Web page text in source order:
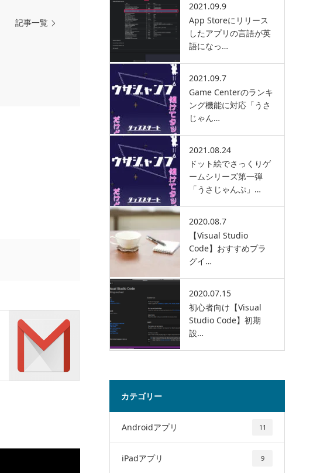
記事一覧
2021.09.9
App Storeにリリース
したアプリの言語が英
語になっ…
2021.09.7
Game Centerのランキ
ング機能に対応「うさ
じゃん…
2021.08.24
ドット絵でさっくりゲ
ームシリーズ第一弾
「うさじゃんぷ」…
2020.08.7
【Visual Studio
Code】おすすめプラ
グイ…
2020.07.15
初心者向け【Visual
Studio Code】初期
設…
カテゴリー
Androidアプリ 11
iPadアプリ 9